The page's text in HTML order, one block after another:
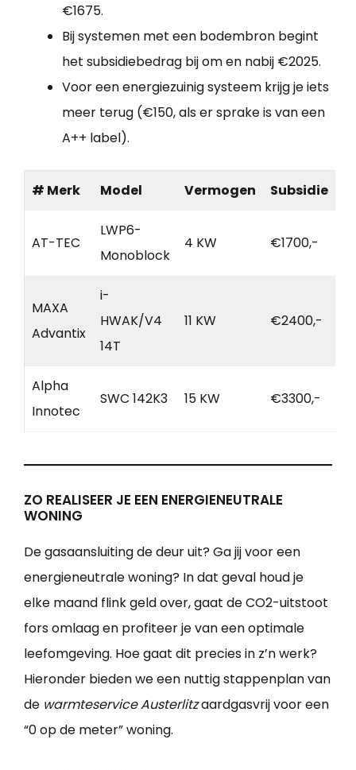
€1675.
Bij systemen met een bodembron begint
het subsidiebedrag bij om en nabij €2025.
Voor een energiezuinig systeem krijg je iets
meer terug (€150, als er sprake is van een
A++ label).
# Merk Model Vermogen Subsidie
AT-TEC
LWP6-
Monoblock
4 KW €1700,-
MAXA
Advantix
i-
HWAK/V4
14T
11 KW €2400,-
Alpha
Innotec
SWC 142K3 15 KW €3300,-
ZO REALISEER JE EEN ENERGIENEUTRALE
WONING
De gasaansluiting de deur uit? Ga jij voor een
energieneutrale woning? In dat geval houd je
elke maand flink geld over, gaat de CO2-uitstoot
fors omlaag en profiteer je van een optimale
leefomgeving. Hoe gaat dit precies in z’n werk?
Hieronder bieden we een nuttig stappenplan van
de warmteservice Austerlitzaardgasvrij voor een
“0 op de meter” woning.